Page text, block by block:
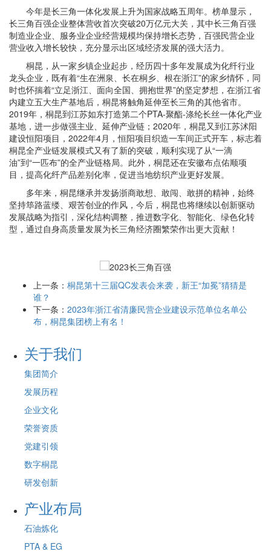
今年是长三角一体化发展上升为国家战略五周年。榜单显示，
长三角百强企业整体营收首次突破20万亿元大关，其中长三角百强
制造业企业、服务业企业经营规模均保持增长态势，百强民营企业
营业收入增长较快，充分显示出区域经济发展的强大活力。
桐昆，从一家乡镇企业起步，经历四十多年发展成为化纤行业
龙头企业，既有着“生在洲泉、长在桐乡、根在浙江”的家乡情怀，同
时也怀揣着“立足浙江、面向全国、拥抱世界”的坚定梦想，在浙江省
内建立五大生产基地后，桐昆将触角延伸至长三角的其他省市。
2019年，桐昆到江苏如东打造第二个PTA-聚酯-涤纶长丝一体化产业
基地，进一步做强主业、延伸产业链；2020年，桐昆又到江苏沭阳
建设恒阳项目，2022年4月，恒阳项目织造一车间正式开车，标志着
桐昆全产业链发展模式又有了新的突破，顺利实现了从“一滴
油”到“一匹布”的全产业链格局。此外，桐昆还在安徽布点佑顺项
目，提高化纤产品差别化率，促进当地纺织产业更好发展。
多年来，桐昆继承并发扬浙商敢想、敢闯、敢拼的精神，始终
坚持筚路蓝缕、艰苦创业的作风，今后，桐昆也将继续以创新驱动
发展战略为指引，深化结构调整，推进数字化、智能化、绿色化转
型，通过自身高质量发展为长三角经济圈繁荣作出更大贡献！
上一条： 桐昆第十三届QC发表会来袭，新王“加冕”猜猜是
谁？
下一条： 2023年浙江省清廉民营企业建设示范单位名单公
布，桐昆集团榜上有名！
关于我们
集团简介
发展历程
企业文化
荣誉资质
党建引领
数字桐昆
研发创新
产业布局
石油炼化
PTA & EG